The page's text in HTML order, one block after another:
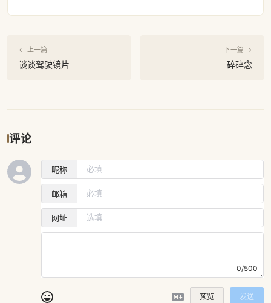
← 上一篇
谈谈驾驶镜片
下一篇 →
碎碎念
评论
昵称
邮箱
网址
0/500
预览 发送